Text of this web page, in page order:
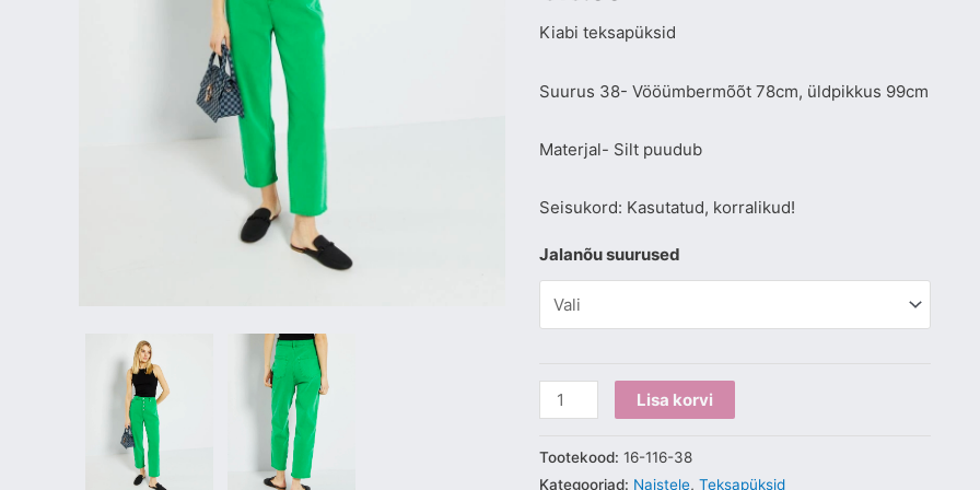
Kiabi teksapüksid
Suurus 38- Vööümbermõõt 78cm, üldpikkus 99cm
Materjal- Silt puudub
Seisukord: Kasutatud, korralikud!
Jalanõu suurused
Lisa korvi
Tootekood: 16-116-38
Kategooriad: Naistele, Teksapüksid